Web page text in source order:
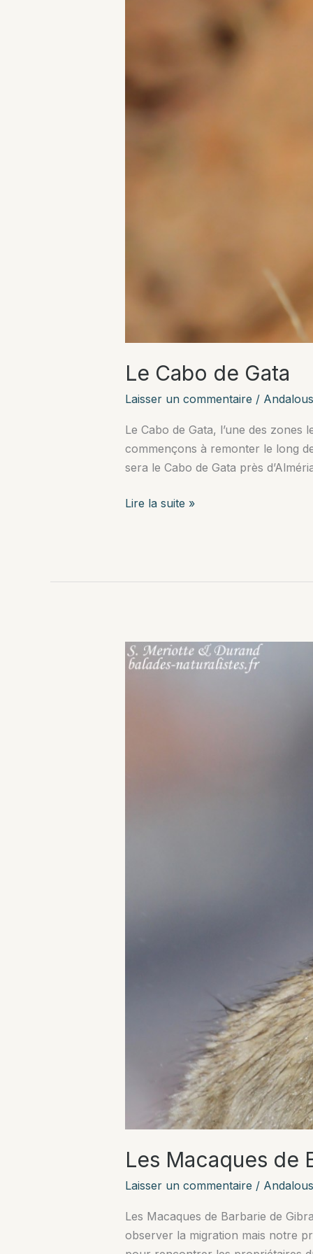
Le Cabo de Gata
Laisser un commentaire /
Le Cabo de Gata, l’une des
commençons à remonter le long
sera le Cabo de Gata près
Le
Lire la suite »
Les Macaques de
Laisser un commentaire /
Les Macaques de Barbarie de
observer la migration mais notre